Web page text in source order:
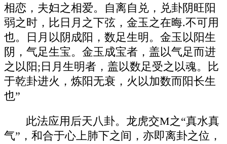
相恋，夫妇之相爱。自离自兑，兑卦阴旺阳
弱之时，比日月之下弦，金玉之在晦.不可用
也。日月以阴成阳，数足生明。金玉以阳生
阴，气足生宝。金玉成宝者，盖以气足而进
之以阳;日月生明者，盖以数足受之以魂。比
于乾卦进火，炼阳无衰，火以加数而阳长生
也”
此法应用后天八卦。龙虎交M之“真水真
气”，和合于心上肺下之间，亦即离卦之位，